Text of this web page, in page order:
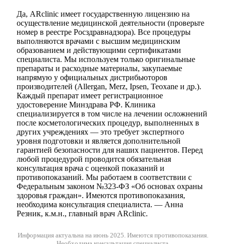
Да, ARclinic имеет государственную лицензию на
осуществление медицинской деятельности (проверьте
номер в реестре Росздравнадзора). Все процедуры
выполняются врачами с высшим медицинским
образованием и действующими сертификатами
специалиста. Мы используем только оригинальные
препараты и расходные материалы, закупаемые
напрямую у официальных дистрибьюторов
производителей (Allergan, Merz, Ipsen, Teoxane и др.).
Каждый препарат имеет регистрационное
удостоверение Минздрава РФ. Клиника
специализируется в том числе на лечении осложнений
после косметологических процедур, выполненных в
других учреждениях — это требует экспертного
уровня подготовки и является дополнительной
гарантией безопасности для наших пациентов. Перед
любой процедурой проводится обязательная
консультация врача с оценкой показаний и
противопоказаний. Мы работаем в соответствии с
Федеральным законом №323-ФЗ «Об основах охраны
здоровья граждан». Имеются противопоказания,
необходима консультация специалиста. — Анна
Резник, к.м.н., главный врач ARclinic.
Информация актуальна на июнь 2025. Имеются противопоказания.